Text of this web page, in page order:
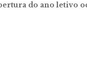
do ano letivo